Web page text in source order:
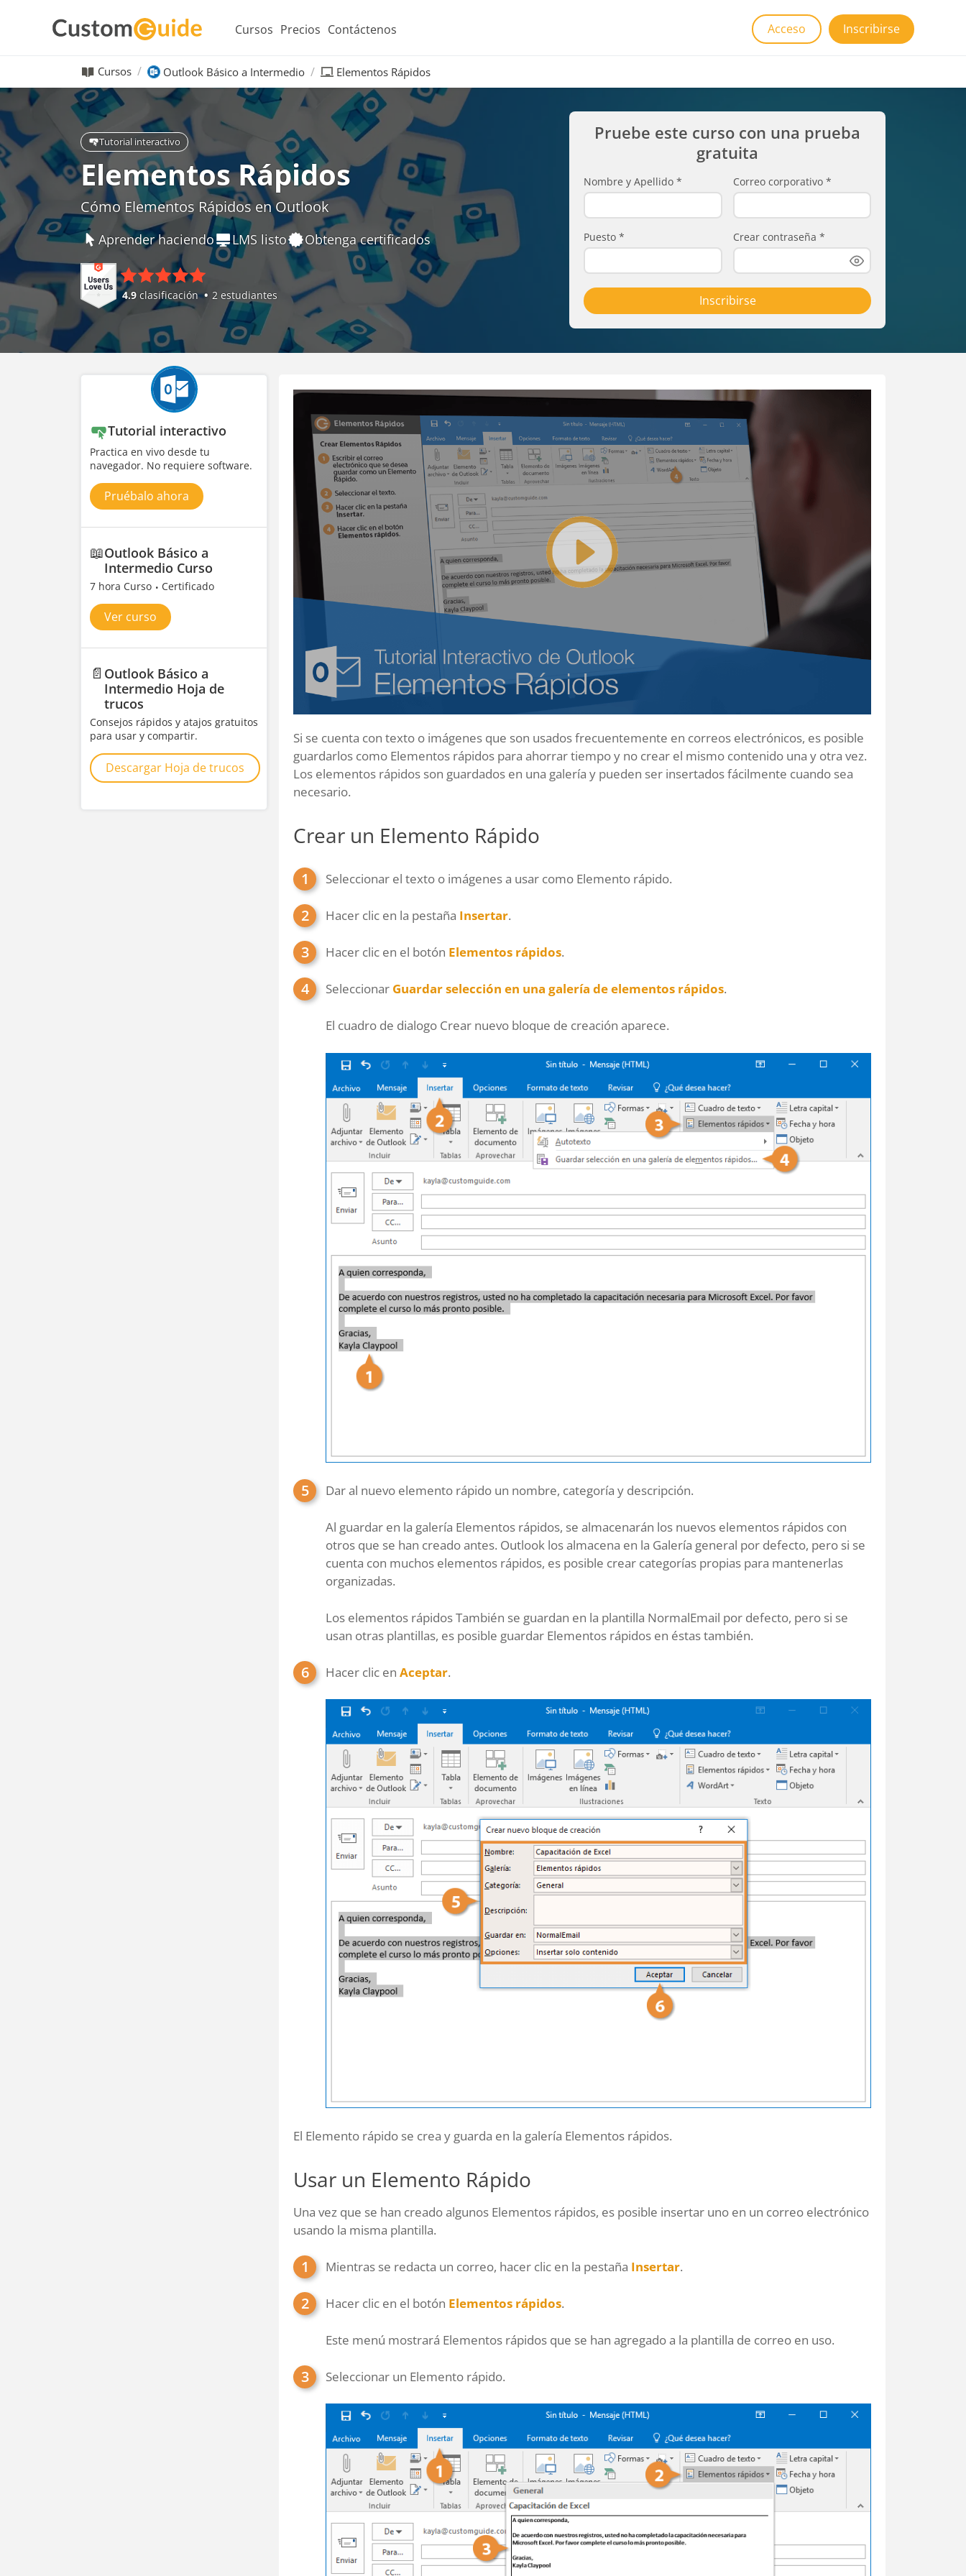
Cursos Precios Contáctenos Acceso Inscribirse
Cursos Outlook Básico a Intermedio Elementos Rápidos
Tutorial interactivo
Elementos Rápidos
Cómo Elementos Rápidos en Outlook
Aprender haciendo LMS listo Obtenga certificados
4.9 clasificación 2 estudiantes
Pruebe este curso con una prueba
gratuita
Nombre y Apellido * Correo corporativo *
Puesto * Crear contraseña *
Inscribirse
Tutorial interactivo
Practica en vivo desde tu
navegador. No requiere software.
Pruébalo ahora
📖Outlook Básico a
Intermedio Curso
7 hora Curso Certificado
Ver curso
📄 Outlook Básico a
Intermedio Hoja de
trucos
Consejos rápidos y atajos gratuitos
para usar y compartir.
Descargar Hoja de trucos
Si se cuenta con texto o imágenes que son usados frecuentemente en correos electrónicos, es posible
guardarlos como Elementos rápidos para ahorrar tiempo y no crear el mismo contenido una y otra vez.
Los elementos rápidos son guardados en una galería y pueden ser insertados fácilmente cuando sea
necesario.
Crear un Elemento Rápido
Seleccionar el texto o imágenes a usar como Elemento rápido.
Hacer clic en la pestaña Insertar.
Hacer clic en el botón Elementos rápidos.
Seleccionar Guardar selección en una galería de elementos rápidos.
El cuadro de dialogo Crear nuevo bloque de creación aparece.
Dar al nuevo elemento rápido un nombre, categoría y descripción.
Al guardar en la galería Elementos rápidos, se almacenarán los nuevos elementos rápidos con
otros que se han creado antes. Outlook los almacena en la Galería general por defecto, pero si se
cuenta con muchos elementos rápidos, es posible crear categorías propias para mantenerlas
organizadas.
Los elementos rápidos También se guardan en la plantilla NormalEmail por defecto, pero si se
usan otras plantillas, es posible guardar Elementos rápidos en éstas también.
Hacer clic en Aceptar.
El Elemento rápido se crea y guarda en la galería Elementos rápidos.
Usar un Elemento Rápido
Una vez que se han creado algunos Elementos rápidos, es posible insertar uno en un correo electrónico
usando la misma plantilla.
Mientras se redacta un correo, hacer clic en la pestaña Insertar.
Hacer clic en el botón Elementos rápidos.
Este menú mostrará Elementos rápidos que se han agregado a la plantilla de correo en uso.
Seleccionar un Elemento rápido.